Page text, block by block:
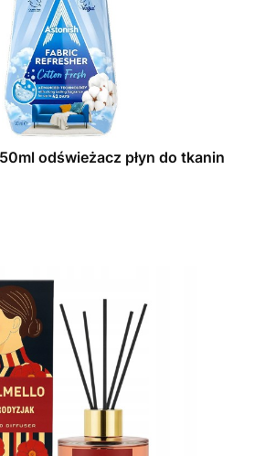
odświeżacz płyn do tkanin